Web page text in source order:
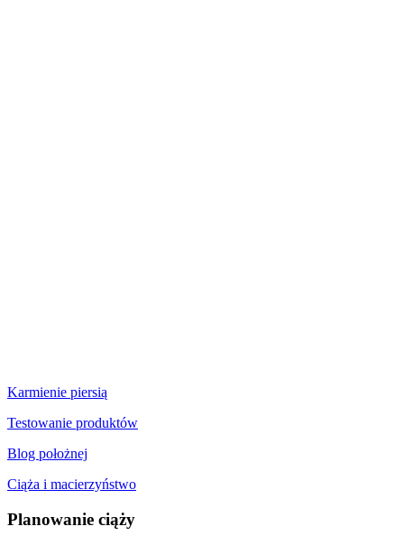
Karmienie piersią
Testowanie produktów
Blog położnej
Ciąża i macierzyństwo
Planowanie ciąży